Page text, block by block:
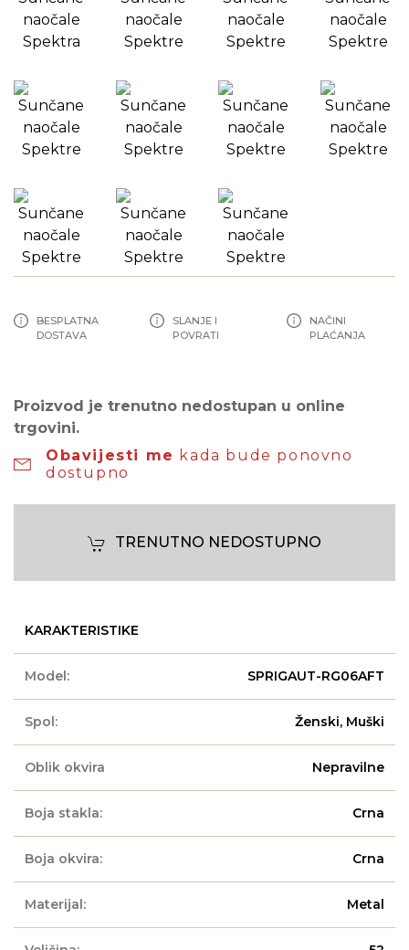
BESPLATNA
DOSTAVA
SLANJE I
POVRATI
NAČINI
PLAĆANJA
Proizvod je trenutno nedostupan u online
trgovini.
Obavijesti me kada bude ponovno
dostupno
TRENUTNO NEDOSTUPNO
KARAKTERISTIKE
Model: SPRIGAUT-RG06AFT
Spol: Ženski, Muški
Oblik okvira Nepravilne
Boja stakla: Crna
Boja okvira: Crna
Materijal: Metal